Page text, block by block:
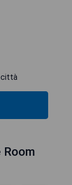
città
Room